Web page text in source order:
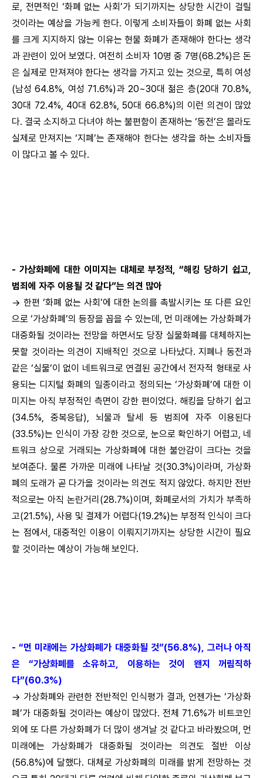
로, 전면적인 ‘화폐 없는 사회’가 되기까지는 상당한 시간이 걸릴
것이라는 예상을 가능케 한다. 이렇게 소비자들이 화폐 없는 사회
를 크게 지지하지 않는 이유는 현물 화폐가 존재해야 한다는 생각
과 관련이 있어 보였다. 여전히 소비자 10명 중 7명(68.2%)은 돈
은 실제로 만져져야 한다는 생각을 가지고 있는 것으로, 특히 여성
(남성 64.8%, 여성 71.6%)과 20~30대 젊은 층(20대 70.8%,
30대 72.4%, 40대 62.8%, 50대 66.8%)의 이런 의견이 많았
다. 결국 소지하고 다녀야 하는 불편함이 존재하는 ‘동전’은 몰라도
실제로 만져지는 ‘지폐’는 존재해야 한다는 생각을 하는 소비자들
이 많다고 볼 수 있다.
- 가상화폐에 대한 이미지는 대체로 부정적, “해킹 당하기 쉽고,
범죄에 자주 이용될 것 같다”는 의견 많아
→ 한편 ‘화폐 없는 사회’에 대한 논의를 촉발시키는 또 다른 요인
으로 ‘가상화폐’의 등장을 꼽을 수 있는데, 먼 미래에는 가상화폐가
대중화될 것이라는 전망을 하면서도 당장 실물화폐를 대체하지는
못할 것이라는 의견이 지배적인 것으로 나타났다. 지폐나 동전과
같은 ‘실물’이 없이 네트워크로 연결된 공간에서 전자적 형태로 사
용되는 디지털 화폐의 일종이라고 정의되는 ‘가상화폐’에 대한 이
미지는 아직 부정적인 측면이 강한 편이었다. 해킹을 당하기 쉽고
(34.5%, 중복응답), 뇌물과 탈세 등 범죄에 자주 이용된다
(33.5%)는 인식이 가장 강한 것으로, 눈으로 확인하기 어렵고, 네
트워크 상으로 거래되는 가상화폐에 대한 불안감이 크다는 것을
보여준다. 물론 가까운 미래에 나타날 것(30.3%)이라며, 가상화
폐의 도래가 곧 다가올 것이라는 의견도 적지 않았다. 하지만 전반
적으로는 아직 논란거리(28.7%)이며, 화폐로서의 가치가 부족하
고(21.5%), 사용 및 결제가 어렵다(19.2%)는 부정적 인식이 크다
는 점에서, 대중적인 이용이 이뤄지기까지는 상당한 시간이 필요
할 것이라는 예상이 가능해 보인다.
- “먼 미래에는 가상화폐가 대중화될 것”(56.8%), 그러나 아직
은 “가상화폐를 소유하고, 이용하는 것이 왠지 꺼림직하
다”(60.3%)
→ 가상화폐와 관련한 전반적인 인식평가 결과, 언젠가는 ‘가상화
폐’가 대중화될 것이라는 예상이 많았다. 전체 71.6%가 비트코인
외에 또 다른 가상화폐가 더 많이 생겨날 것 같다고 바라봤으며, 먼
미래에는 가상화폐가 대중화될 것이라는 의견도 절반 이상
(56.8%)에 달했다. 대체로 가상화폐의 미래를 밝게 전망하는 것